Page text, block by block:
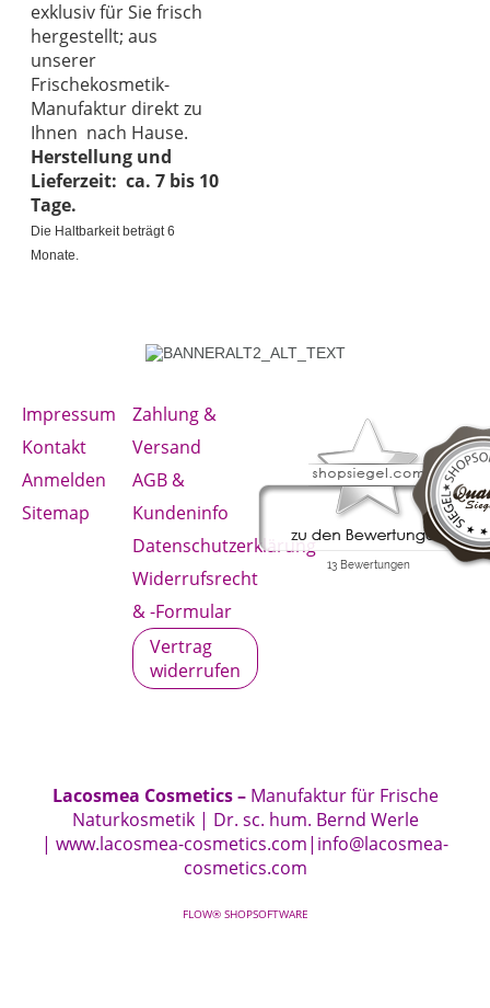
exklusiv für Sie frisch
hergestellt; aus
unserer
Frischekosmetik-
Manufaktur direkt zu
Ihnen nach Hause.
Herstellung und
Lieferzeit: ca. 7 bis 10
Tage.
Die Haltbarkeit beträgt 6
Monate.
Impressum
Kontakt
Anmelden
Sitemap
Zahlung &
Versand
AGB &
Kundeninfo
Datenschutzerklärung
Widerrufsrecht
& -Formular
Vertrag
widerrufen
Lacosmea Cosmetics – Manufaktur für Frische
Naturkosmetik | Dr. sc. hum. Bernd Werle
| www.lacosmea-cosmetics.com| info@lacosmea-
cosmetics.com
FLOW® SHOPSOFTWARE